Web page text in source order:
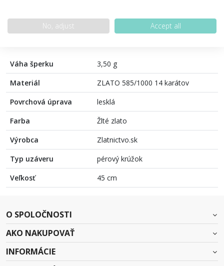
PODROBNOSTI O PRODUKTE POPIS PRODUKTU
Váha šperku
3,50 g
Materiál
ZLATO 585/1000 14 karátov
Povrchová úprava
lesklá
Farba
Žlté zlato
Výrobca
Zlatnictvo.sk
Typ uzáveru
pérový krúžok
Veľkosť
45 cm
O SPOLOČNOSTI
AKO NAKUPOVAŤ
INFORMÁCIE
No, adjust Accept all